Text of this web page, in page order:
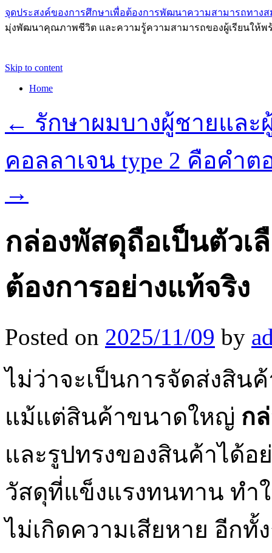
จุดประสงค์ของการศึกษาเพื่อต้องการพัฒนาความสามารถทางส
มุ่งพัฒนาคุณภาพชีวิต และความรู้ความสามารถของผู้เรียนให้พ
Skip to content
Home
← รักษาผมบางผู้ชายแล
คอลลาเจน type 2 คือคำ
→
กล่องพัสดุถือเป็นตัว
ต้องการอย่างแท้จริง
Posted on 2025/11/09 by
ไม่ว่าจะเป็นการจัดส่งสิน
แม้แต่สินค้าขนาดใหญ่ ก
และรูปทรงของสินค้าได้
วัสดุที่แข็งแรงทนทาน ท
ไม่เกิดความเสียหาย อีก